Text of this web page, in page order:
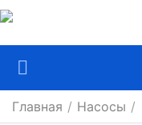
Главная / Насосы /